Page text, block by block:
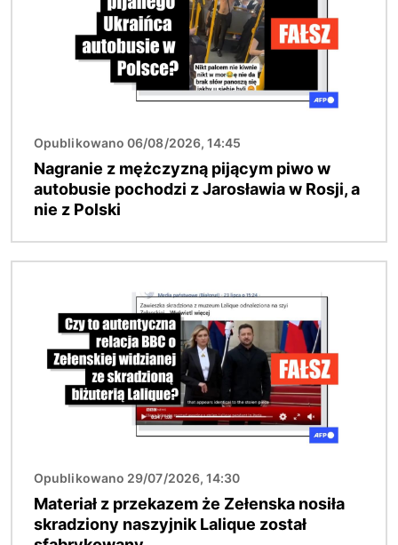
Opublikowano 06/08/2026, 14:45
Nagranie z mężczyzną pijącym piwo w
autobusie pochodzi z Jarosławia w Rosji, a
nie z Polski
Opublikowano 29/07/2026, 14:30
Materiał z przekazem że Zełenska nosiła
skradziony naszyjnik Lalique został